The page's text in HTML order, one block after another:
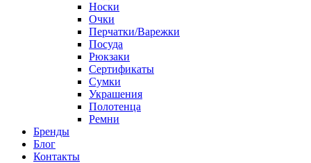
Носки
Очки
Перчатки/Варежки
Посуда
Рюкзаки
Сертификаты
Сумки
Украшения
Полотенца
Ремни
Бренды
Блог
Контакты